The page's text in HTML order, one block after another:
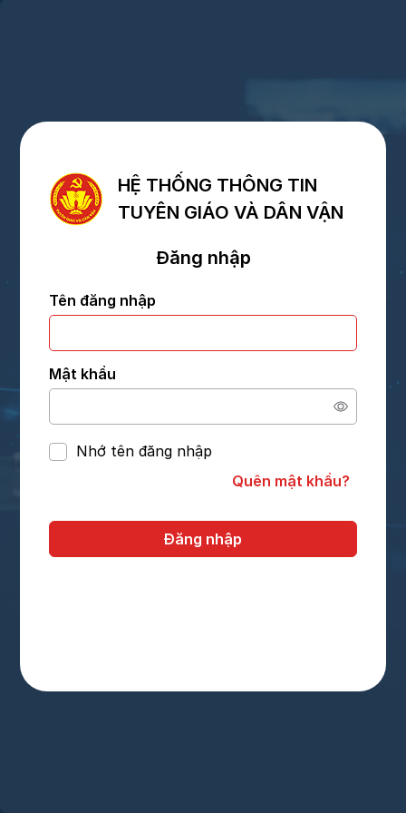
HỆ THỐNG THÔNG TIN
TUYÊN GIÁO VÀ DÂN VẬN
Đăng nhập
Tên đăng nhập
Mật khẩu
Nhớ tên đăng nhập
Quên mật khẩu?
Đăng nhập